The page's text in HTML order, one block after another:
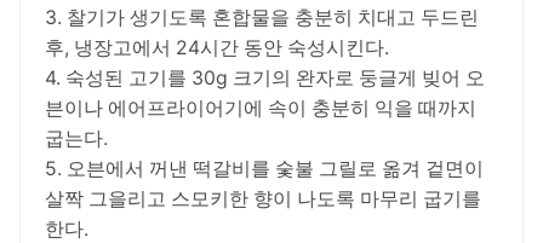
3. 찰기가 생기도록 혼합물을 충분히 치대고 두드린
후, 냉장고에서 24시간 동안 숙성시킨다.
4. 숙성된 고기를 30g 크기의 완자로 둥글게 빚어 오
븐이나 에어프라이어기에 속이 충분히 익을 때까지
굽는다.
5. 오븐에서 꺼낸 떡갈비를 숯불 그릴로 옮겨 겉면이
살짝 그을리고 스모키한 향이 나도록 마무리 굽기를
한다.